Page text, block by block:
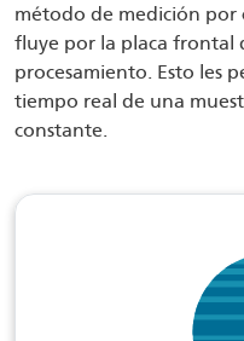
método de medición por
fluye por la placa frontal
procesamiento. Esto les
tiempo real de una
constante.